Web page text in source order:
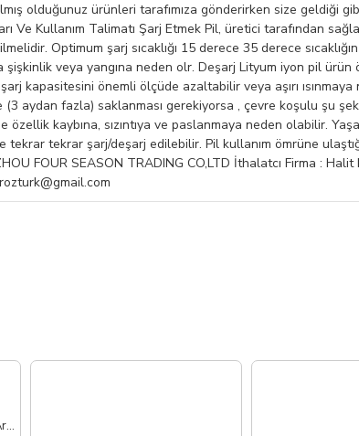
olduğunuz ürünleri tarafımıza gönderirken size geldiği
Ve Kullanım Talimatı Şarj Etmek Pil, üretici tarafından
Optimum şarj sıcaklığı 15 derece 35 derece
veya yangına neden olr. Deşarj Lityum iyon pil ürün
kapasitesini önemli ölçüde azaltabilir veya aşırı
aydan fazla) saklanması gerekiyorsa , çevre koşulu şu
kaybına, sızıntıya ve paslanmaya neden olabilir.
tekrar şarj/deşarj edilebilir. Pil kullanım ömrüne
FOUR SEASON TRADING CO,LTD İthalatcı Firma :
General Mobile GM8 İle Uyumlu Ara Film Flex